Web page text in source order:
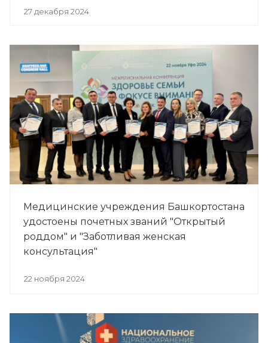
27 декабря 2024
Медицинские учреждения Башкортостана
удостоены почетных званий "Открытый
роддом" и "Заботливая женская
консультация"
22 ноября 2024